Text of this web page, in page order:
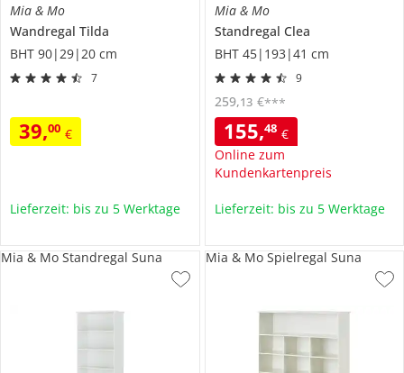
Mia & Mo
Wandregal Tilda
BHT 90|29|20 cm
7
39,00 €
Lieferzeit: bis zu 5 Werktage
Mia & Mo
Standregal Clea
BHT 45|193|41 cm
9
155,48 €
Online zum
Kundenkartenpreis
259,13 €***
Lieferzeit: bis zu 5 Werktage
Mia & Mo Standregal Suna Mia & Mo Spielregal Suna